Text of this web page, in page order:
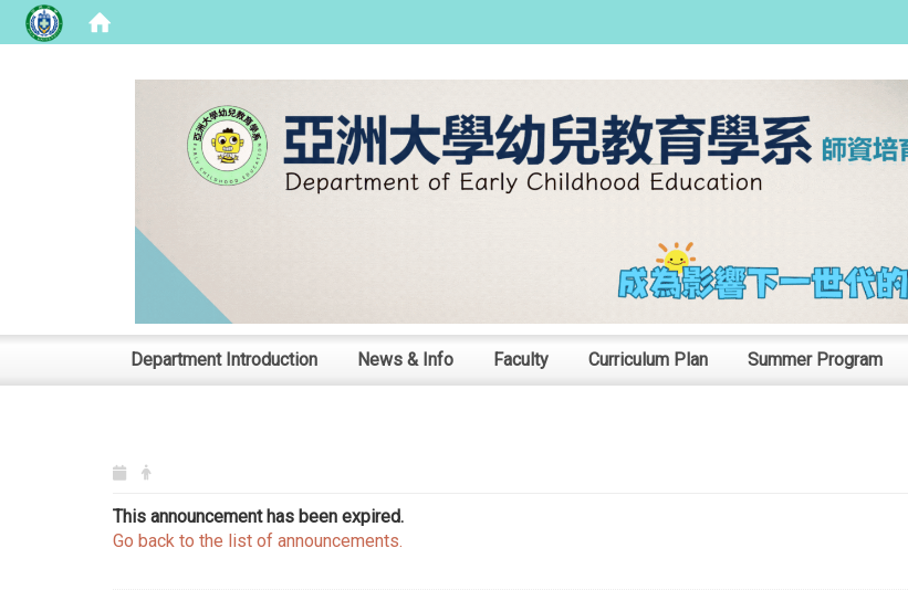
Department Introduction News & Info Faculty Curriculum Plan Summer Program
This announcement has been expired.
Go back to the list of announcements.